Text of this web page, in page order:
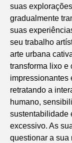
suas
gradualmente
suas
seu trabalho
arte urbana
transforma lixo e
impressionantes
retratando a
humano,
sustentabilidade
excessivo. As
questionar a sua